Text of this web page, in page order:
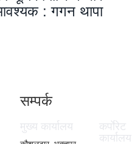
: गगन थापा
सम्पर्क
मुख्य कार्यालय कर्पाेरेट
कार्यालय